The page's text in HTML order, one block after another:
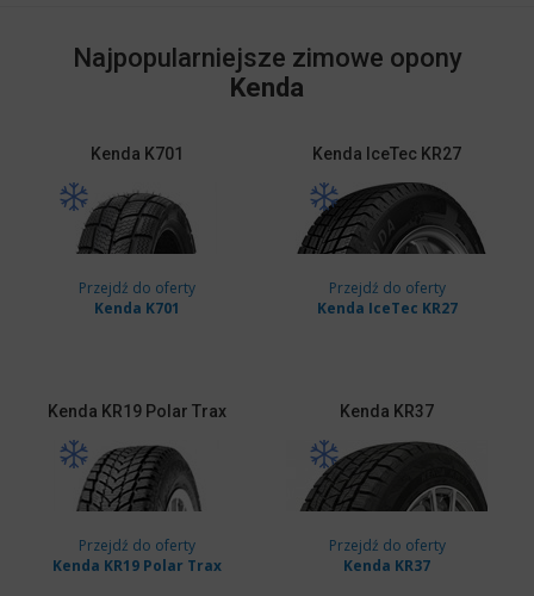
Najpopularniejsze zimowe opony
Kenda
Kenda K701
Przejdź do oferty
Kenda K701
Kenda IceTec KR27
Przejdź do oferty
Kenda IceTec KR27
Kenda KR19 Polar Trax
Przejdź do oferty
Kenda KR19 Polar Trax
Kenda KR37
Przejdź do oferty
Kenda KR37